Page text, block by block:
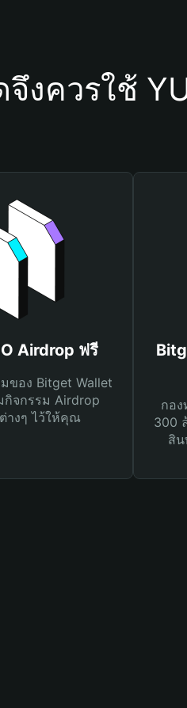
จึงควรใช้
Airdrop ฟรี
ของ Bitget Wallet
กิจกรรม Airdrop
างๆ ไว้ให้คุณ
กอ
300
สิ